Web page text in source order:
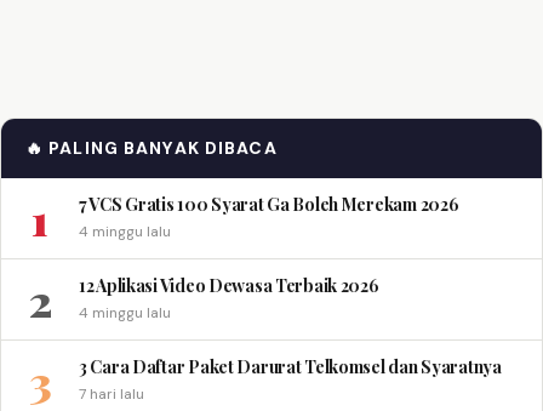
🔥 PALING BANYAK DIBACA
1 7 VCS Gratis 100 Syarat Ga Boleh Merekam 2026
4 minggu lalu
2 12 Aplikasi Video Dewasa Terbaik 2026
4 minggu lalu
3 3 Cara Daftar Paket Darurat Telkomsel dan Syaratnya
7 hari lalu